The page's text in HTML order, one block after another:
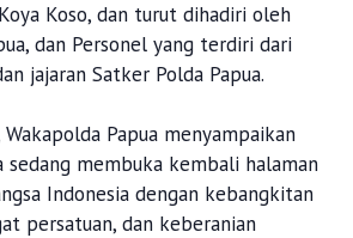
Koso, dan turut dihadiri oleh
dan Personel yang terdiri dari
jajaran Satker Polda Papua.
Papua menyampaikan
membuka kembali halaman
Indonesia dengan kebangkitan
persatuan, dan keberanian